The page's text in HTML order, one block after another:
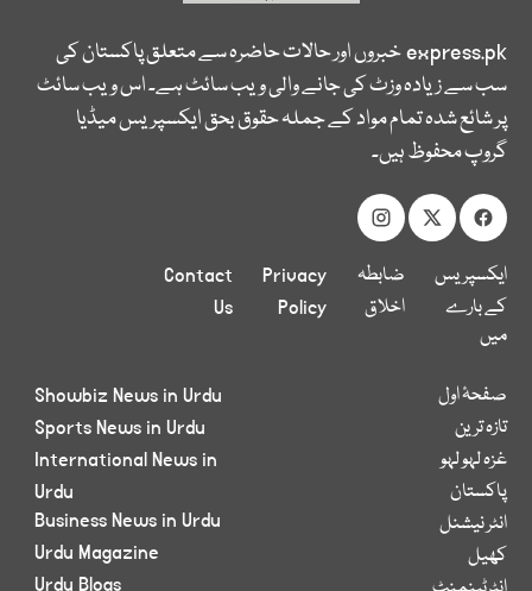
express.pkخبروں اور حالات حاضرہ سے متعلق پاکستان کی
سب سے زیادہ وزٹ کی جانے والی ویب سائٹ ہے۔ اس ویب سائٹ
پر شائع شدہ تمام مواد کے جملہ حقوق بحق ایکسپریس میڈیا
گروپ محفوظ ہیں۔
ایکسپریس
کے بارے
میں
ضابطہ
اخلاق
Privacy
Policy
Contact
Us
صفحۂ اول
تازہ ترین
غزہ لہو لہو
پاکستان
انٹر نیشنل
کھیل
Showbiz News in Urdu
Sports News in Urdu
International News in
Urdu
Business News in Urdu
Urdu Magazine
Urdu Blogs